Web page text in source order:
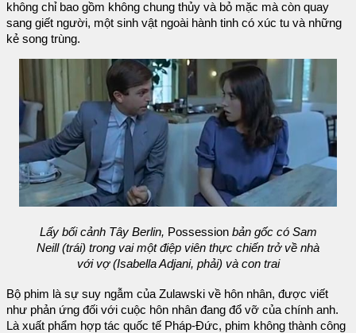
không chỉ bao gồm không chung thủy và bỏ mặc mà còn quay
sang giết người, một sinh vật ngoài hành tinh có xúc tu và những
kẻ song trùng.
Lấy bối cảnh Tây Berlin, Possessionbản gốc có Sam
Neill (trái) trong vai một điệp viên thực chiến trở về nhà
với vợ (Isabella Adjani, phải) và con trai
Bộ phim là sự suy ngẫm của Zulawski về hôn nhân, được viết
như phản ứng đối với cuộc hôn nhân đang đổ vỡ của chính anh.
Là xuất phẩm hợp tác quốc tế Pháp-Đức, phim không thành công